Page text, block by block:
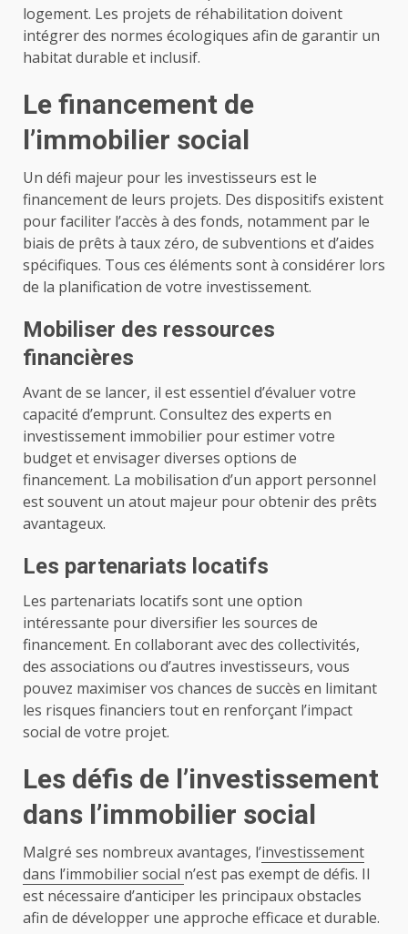
logement. Les projets de réhabilitation doivent
intégrer des normes écologiques afin de garantir un
habitat durable et inclusif.
Le financement de
l’immobilier social
Un défi majeur pour les investisseurs est le
financement de leurs projets. Des dispositifs existent
pour faciliter l’accès à des fonds, notamment par le
biais de prêts à taux zéro, de subventions et d’aides
spécifiques. Tous ces éléments sont à considérer lors
de la planification de votre investissement.
Mobiliser des ressources
financières
Avant de se lancer, il est essentiel d’évaluer votre
capacité d’emprunt. Consultez des experts en
investissement immobilier pour estimer votre
budget et envisager diverses options de
financement. La mobilisation d’un apport personnel
est souvent un atout majeur pour obtenir des prêts
avantageux.
Les partenariats locatifs
Les partenariats locatifs sont une option
intéressante pour diversifier les sources de
financement. En collaborant avec des collectivités,
des associations ou d’autres investisseurs, vous
pouvez maximiser vos chances de succès en limitant
les risques financiers tout en renforçant l’impact
social de votre projet.
Les défis de l’investissement
dans l’immobilier social
Malgré ses nombreux avantages, l’investissement
dans l’immobilier social n’est pas exempt de défis. Il
est nécessaire d’anticiper les principaux obstacles
afin de développer une approche efficace et durable.